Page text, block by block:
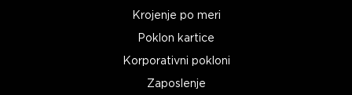
Krojenje po meri
Poklon kartice
Korporativni pokloni
Zaposlenje